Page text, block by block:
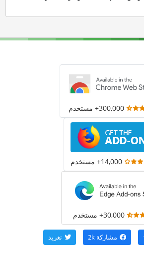
300,000+ مستخدم
14,000+ مستخدم
30,000+ مستخدم
مشاركة 2k تغريد